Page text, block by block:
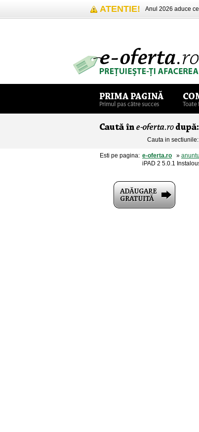
ATENTIE! Anul 2026 aduce
Cauta in sectiunile:
Esti pe pagina: e-oferta.ro »
iPAD 2 5.0.1